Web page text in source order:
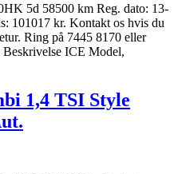
5d 58500 km Reg. dato: 13-
101017 kr. Kontakt os hvis du
Ring på 7445 8170 eller
ICE Model,
1,4 TSI Style
Om
Carpeople
Kontakt